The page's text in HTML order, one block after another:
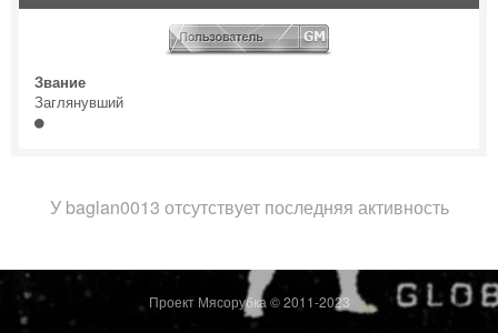
Звание
Заглянувший
У baglan0013 отсутствует последняя активность
Проект Мясорубка © 2011-2023